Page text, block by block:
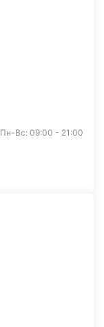
Пн-Вс: 09:00 - 21:00